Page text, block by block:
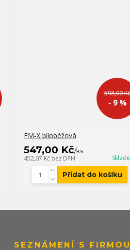
598,00 Kč
- 9 %
FM-X bílobéžová
547,00 Kč/ks
452,07 Kč bez DPH
Přidat do košíku
SEZNÁMENÍ S FIRMOU